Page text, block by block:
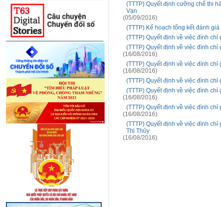
(TTTP) Quyết định cưỡng chế thi
Vạn
(05/09/2016)
(TTTP) Kế hoạch tổng kết đánh
(TTTP) Quyết định về việc đình
(TTTP) Quyết định về việc đình
(16/08/2016)
(TTTP) Quyết định về việc đình
(16/08/2016)
(TTTP) Quyết định về việc đình
(TTTP) Quyết định về việc đình
(16/08/2016)
(TTTP) Quyết định về việc đình
(16/08/2016)
(TTTP) Quyết định về việc đình
Thị Thủy
(16/08/2016)